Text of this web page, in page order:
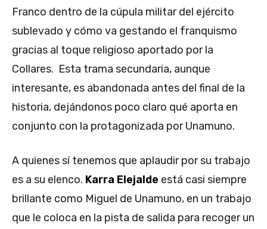
Franco dentro de la cúpula militar del ejército
sublevado y cómo va gestando el franquismo
gracias al toque religioso aportado por la
Collares. Esta trama secundaria, aunque
interesante, es abandonada antes del final de la
historia, dejándonos poco claro qué aporta en
conjunto con la protagonizada por Unamuno.
A quienes sí tenemos que aplaudir por su trabajo
es a su elenco. Karra Elejalde está casi siempre
brillante como Miguel de Unamuno, en un trabajo
que le coloca en la pista de salida para recoger un